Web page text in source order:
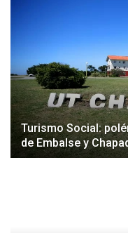
Turismo Social:
de Embalse y